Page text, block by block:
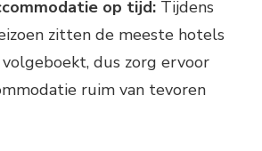
op tijd: Tijdens
zitten de meeste hotels
dus zorg ervoor
ruim van tevoren